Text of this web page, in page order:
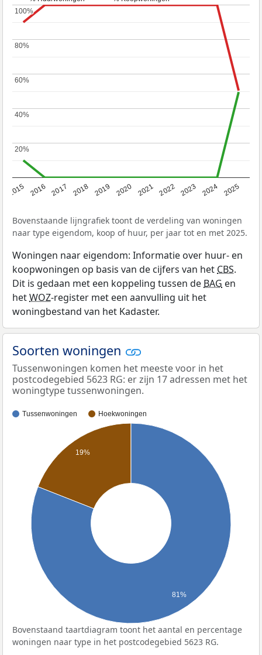
2015 2016 2017 2018 2019 2020 2021 2022 2023 2024 2025
20%
20%
40%
40%
60%
60%
80%
80%
100%
100%
Bovenstaande lijngrafiek toont de verdeling van woningen
naar type eigendom, koop of huur, per jaar tot en met 2025.
Woningen naar eigendom: Informatie over huur- en
koopwoningen op basis van de cijfers van het CBS.
Dit is gedaan met een koppeling tussen de BAG en
hetWOZ-register met een aanvulling uit het
woningbestand van het Kadaster.
Soorten woningen
Tussenwoningen komen het meeste voor in het
postcodegebied 5623 RG: er zijn 17 adressen met het
woningtype tussenwoningen.
Tussenwoningen Hoekwoningen
19%
81%
Bovenstaand taartdiagram toont het aantal en percentage
woningen naar type in het postcodegebied 5623 RG.